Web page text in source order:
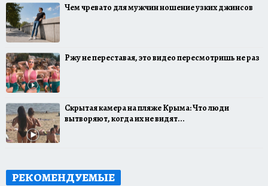
Чем чревато для мужчин ношение узких джинсов
Ржу не переставая, это видео пересмотришь не раз
Скрытая камера на пляже Крыма: Что люди
вытворяют, когда их не видят...
РЕКОМЕНДУЕМЫЕ